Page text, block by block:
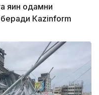
яқин одамни
беради Кazinform